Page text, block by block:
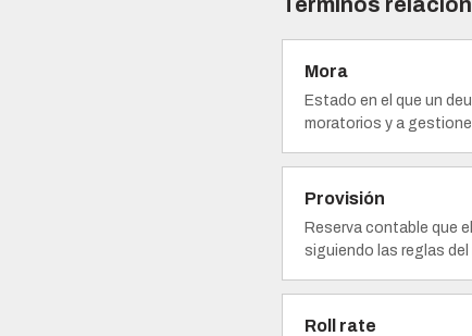
Mora
Estado en el que un
moratorios y a
Provisión
Reserva contable que
siguiendo las reglas
Roll rate